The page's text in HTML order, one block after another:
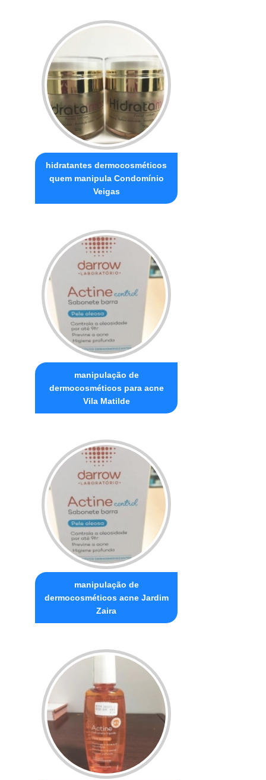
hidratantes dermocosméticos
quem manipula Condomínio
Veigas
manipulação de
dermocosméticos para acne
Vila Matilde
manipulação de
dermocosméticos acne Jardim
Zaira